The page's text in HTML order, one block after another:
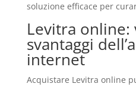
soluzione efficace per
Levitra online:
svantaggi
internet
Acquistare Levitra online